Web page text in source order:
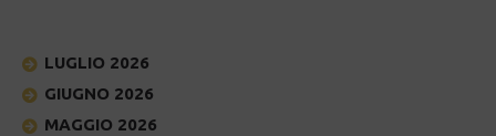
LUGLIO 2026
GIUGNO 2026
MAGGIO 2026